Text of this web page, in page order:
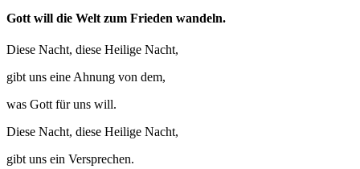
Gott will die Welt zum Frieden wandeln.
Diese Nacht, diese Heilige Nacht,
gibt uns eine Ahnung von dem,
was Gott für uns will.
Diese Nacht, diese Heilige Nacht,
gibt uns ein Versprechen.